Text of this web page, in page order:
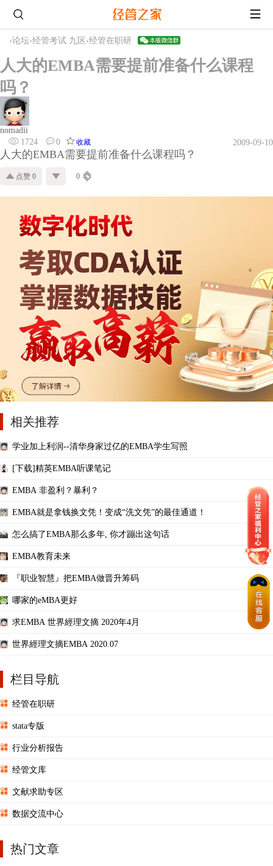
›论坛›经管考试 九区 ›经管在职研
人大的EMBA需要提前准备什么课程
吗？
nomadii
1724
0 收藏 2009-09-10
人大的EMBA需要提前准备什么课程吗？
点赞 0 0
相关推荐
学业加上利润--清华身家过亿的EMBA学生写照
[下载]精英EMBA听课笔记
EMBA 非盈利？暴利？
EMBA就是拿钱换文凭！变成“洗文凭”的最佳通道！
怎么搞了EMBA那么多年, 你才蹦出这句话
EMBA教育未来
『职业智慧』把EMBA做晋升筹码
哪家的eMBA更好
求EMBA 世界經理文摘 2020年4月
世界經理文摘EMBA 2020.07
栏目导航
经管在职研
stata专版
行业分析报告
经管文库
文献求助专区
数据交流中心
热门文章